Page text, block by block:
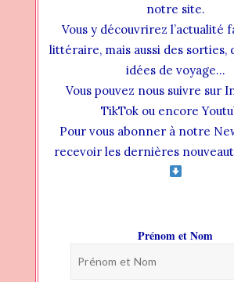
Instructional Videos
notre site.
Vous y découvrirez l’actualité
littéraire, mais aussi des sorties,
idées de voyage…
Vous pouvez nous suivre sur
TikTok ou encore
Pour vous abonner à notre
recevoir les dernières
Prénom et Nom